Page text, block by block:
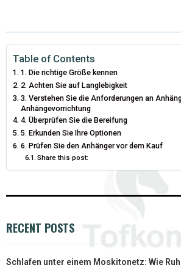
W
T
T
E
R
E
O
O
K
T
E
T
Table of Contents
1. Die richtige Größe kennen
2. Achten Sie auf Langlebigkeit
3. Verstehen Sie die Anforderungen an
Anhängevorrichtung
4. Überprüfen Sie die Bereifung
5. Erkunden Sie Ihre Optionen
6. Prüfen Sie den Anhänger vor dem Kauf
Share this post:
RECENT POSTS
Schlafen unter einem Moskitonetz: Wie